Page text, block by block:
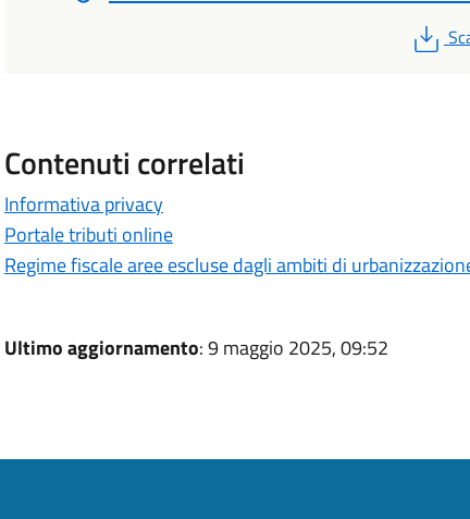
Contenuti correlati
Informativa privacy
Portale tributi online
Regime fiscale aree escluse dagli ambiti di
Ultimo aggiornamento: 9 maggio 2025, 09:52